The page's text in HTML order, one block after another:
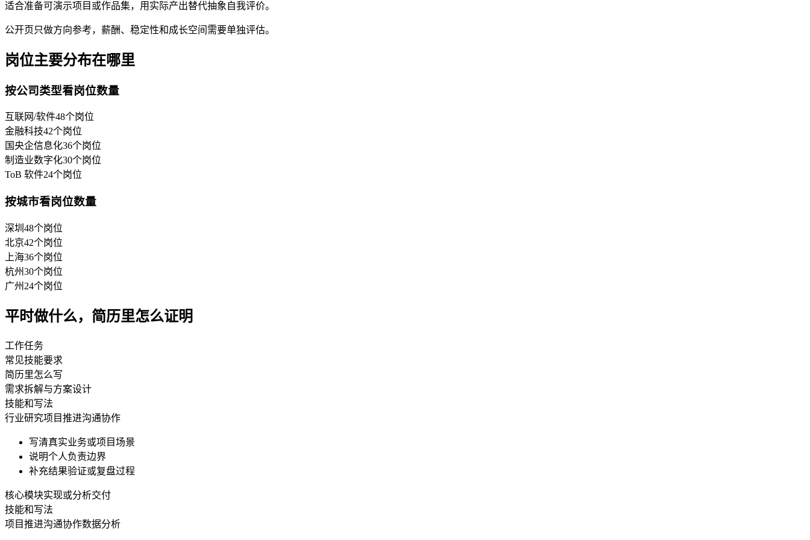
适合准备可演示项目或作品集，用实际产出替代抽象自我评价。
公开页只做方向参考，薪酬、稳定性和成长空间需要单独评估。
岗位主要分布在哪里
按公司类型看岗位数量
互联网/软件48个岗位
金融科技42个岗位
国央企信息化36个岗位
制造业数字化30个岗位
ToB 软件24个岗位
按城市看岗位数量
深圳 48个岗位
北京42个岗位
上海36个岗位
杭州30个岗位
广州 24个岗位
平时做什么，简历里怎么证明
工作任务
常见技能要求
简历里怎么写
需求拆解与方案设计
技能和写法
行业研究项目推进沟通协作
写清真实业务或项目场景
说明个人负责边界
补充结果验证或复盘过程
核心模块实现或分析交付
技能和写法
项目推进沟通协作数据分析